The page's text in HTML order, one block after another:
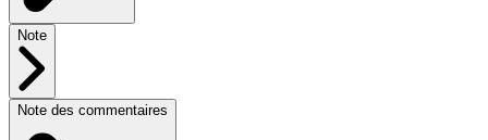
Note
Note des commentaires